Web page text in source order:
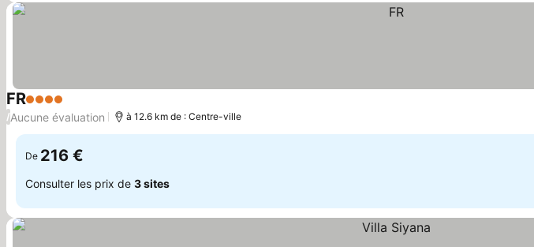
FR4 Étoiles
/Aucune évaluation à 12.6 km de : Centre-ville
De 216 €
Consulter les prix de 3 sites